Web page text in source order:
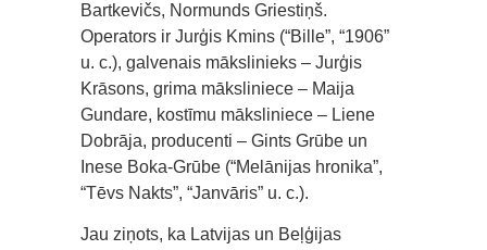
Bartkevičs, Normunds Griestiņš.
Operators ir Jurģis Kmins (“Bille”, “1906”
u. c.), galvenais mākslinieks – Jurģis
Krāsons, grima māksliniece – Maija
Gundare, kostīmu māksliniece – Liene
Dobrāja, producenti – Gints Grūbe un
Inese Boka-Grūbe (“Melānijas hronika”,
“Tēvs Nakts”, “Janvāris” u. c.).
Jau ziņots, ka Latvijas un Beļģijas